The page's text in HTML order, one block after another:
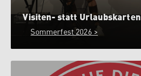
Visiten- statt Urlaubskarten
Sommerfest 2026 >